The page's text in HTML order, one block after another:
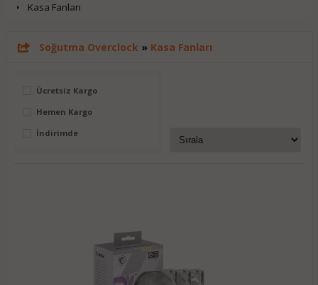
Kasa Fanları
Soğutma Overclock » Kasa Fanları
Ücretsiz Kargo
Hemen Kargo
İndirimde